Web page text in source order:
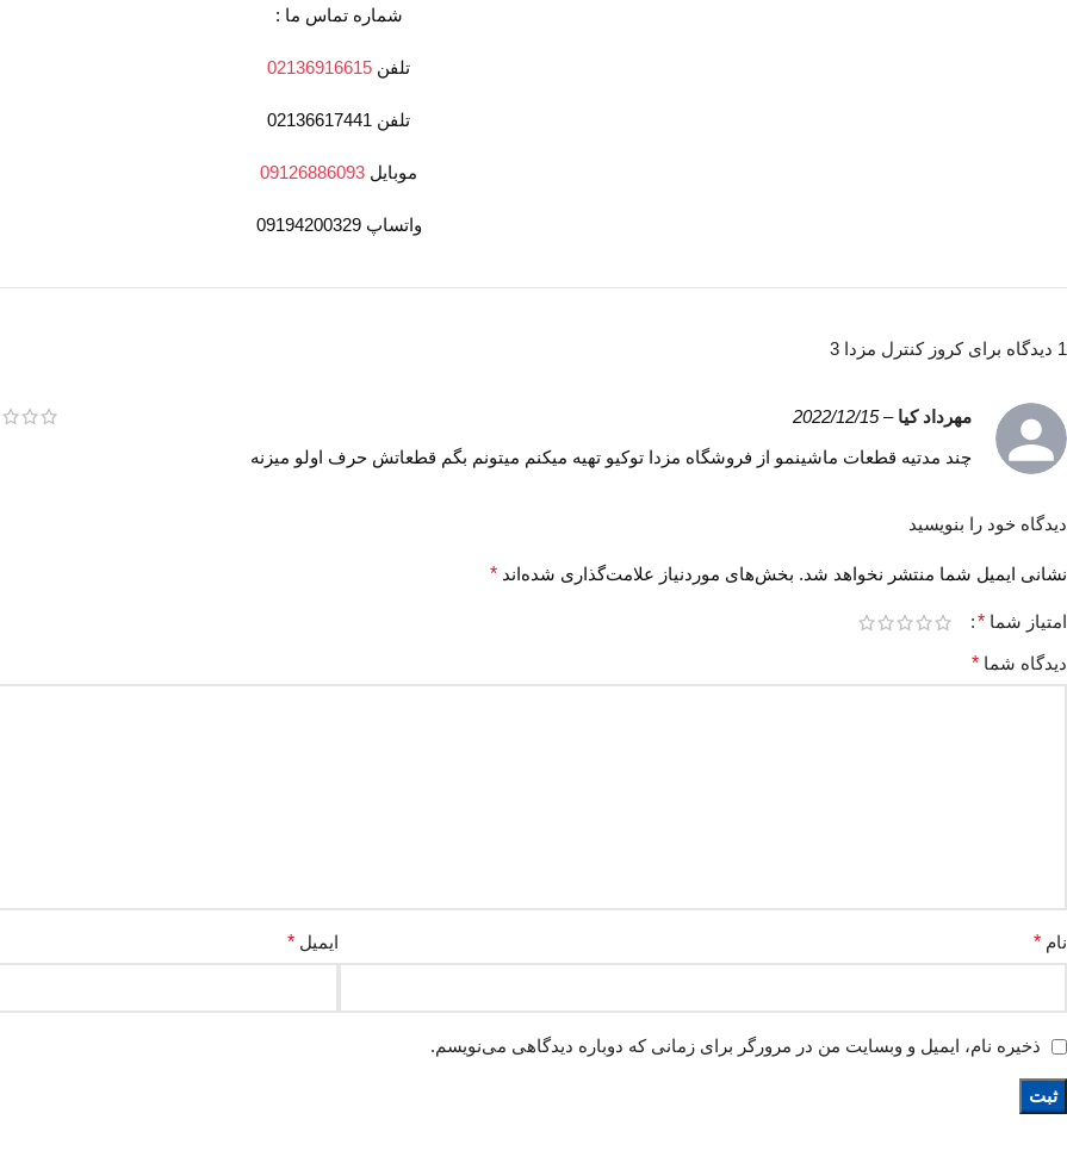
شماره تماس ما :
تلفن 02136916615
تلفن 02136617441
موبایل 09126886093
واتساپ 09194200329
1 دیدگاه برای کروز کنترل مزدا 3
مهرداد کیا–
2022/12/15
چند مدتیه قطعات ماشینمو از فروشگاه مزدا توکیو تهیه میکنم میتونم بگم قطعاتش حرف اولو میزنه
دیدگاه خود را بنویسید
نشانی ایمیل شما منتشر نخواهد شد. بخش‌های موردنیاز علامت‌گذاری شده‌اند *
امتیاز شما *
دیدگاه شما *
نام * ایمیل *
ذخیره نام، ایمیل و وبسایت من در مرورگر برای زمانی که دوباره دیدگاهی می‌نویسم.